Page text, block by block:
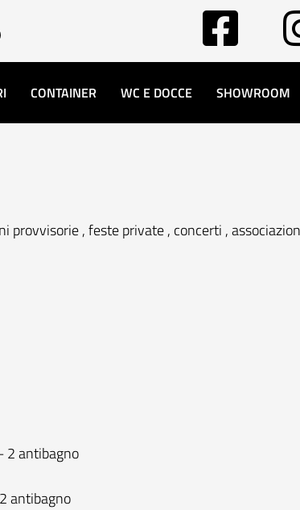
CONTAINER WC E DOCCE SHOWROOM
, feste private , concerti ,
2 antibagno
antibagno